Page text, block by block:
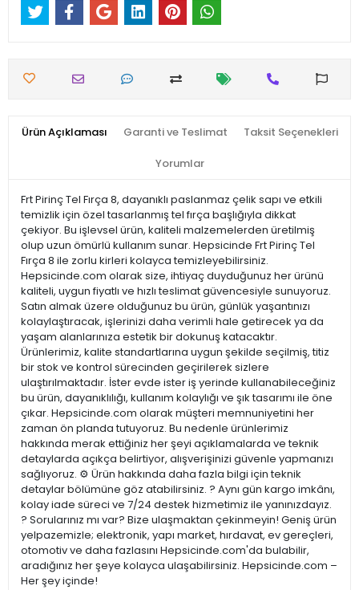
Ürün Açıklaması Garanti ve Teslimat Taksit Seçenekleri
Yorumlar
Frt Pirinç Tel Fırça 8, dayanıklı paslanmaz çelik sapı ve etkili
temizlik için özel tasarlanmış tel fırça başlığıyla dikkat
çekiyor. Bu işlevsel ürün, kaliteli malzemelerden üretilmiş
olup uzun ömürlü kullanım sunar. Hepsicinde Frt Pirinç Tel
Fırça 8 ile zorlu kirleri kolayca temizleyebilirsiniz.
Hepsicinde.com olarak size, ihtiyaç duyduğunuz her ürünü
kaliteli, uygun fiyatlı ve hızlı teslimat güvencesiyle sunuyoruz.
Satın almak üzere olduğunuz bu ürün, günlük yaşantınızı
kolaylaştıracak, işlerinizi daha verimli hale getirecek ya da
yaşam alanlarınıza estetik bir dokunuş katacaktır.
Ürünlerimiz, kalite standartlarına uygun şekilde seçilmiş, titiz
bir stok ve kontrol sürecinden geçirilerek sizlere
ulaştırılmaktadır. İster evde ister iş yerinde kullanabileceğiniz
bu ürün, dayanıklılığı, kullanım kolaylığı ve şık tasarımı ile öne
çıkar. Hepsicinde.com olarak müşteri memnuniyetini her
zaman ön planda tutuyoruz. Bu nedenle ürünlerimiz
hakkında merak ettiğiniz her şeyi açıklamalarda ve teknik
detaylarda açıkça belirtiyor, alışverişinizi güvenle yapmanızı
sağlıyoruz. ⚙️ Ürün hakkında daha fazla bilgi için teknik
detaylar bölümüne göz atabilirsiniz. ? Aynı gün kargo imkânı,
kolay iade süreci ve 7/24 destek hizmetimiz ile yanınızdayız.
? Sorularınız mı var? Bize ulaşmaktan çekinmeyin! Geniş ürün
yelpazemizle; elektronik, yapı market, hırdavat, ev gereçleri,
otomotiv ve daha fazlasını Hepsicinde.com'da bulabilir,
aradığınız her şeye kolayca ulaşabilirsiniz. Hepsicinde.com –
Her şey içinde!